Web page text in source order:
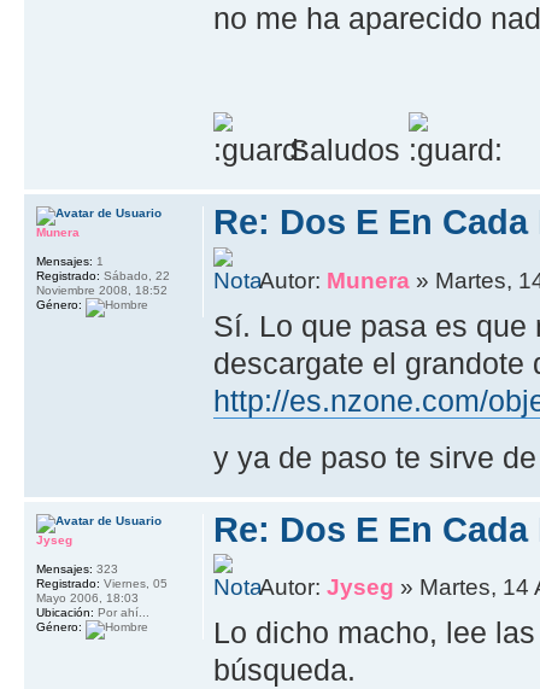
no me ha aparecido
Saludos
Re: Dos E En Cada
Autor: Munera » Martes,
Sí. Lo que pasa es que
descargate el grandote
http://es.nzone.com/
y ya de paso te sirve
Munera
Mensajes: 1
Registrado: Sábado, 22
Noviembre 2008, 18:52
Género:
Re: Dos E En Cada
Autor:Jyseg » Martes, 14
Lo dicho macho, lee
búsqueda.
Jyseg
Mensajes: 323
Registrado: Viernes, 05
Mayo 2006, 18:03
Ubicación: Por ahí...
Género: